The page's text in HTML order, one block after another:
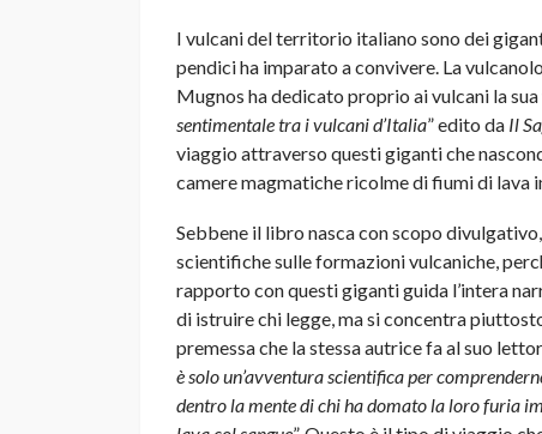
I vulcani del territorio italiano sono dei
pendici ha imparato a convivere. La
Mugnos ha dedicato proprio ai vulcani la
sentimentale tra i vulcani d’Italia” edito da Il
viaggio attraverso questi giganti che
camere magmatiche ricolme di fiumi di lava
Sebbene il libro nasca con scopo
scientifiche sulle formazioni vulcaniche,
rapporto con questi giganti guida l’intera
di istruire chi legge, ma si concentra
premessa che la stessa autrice fa al suo
è solo un’avventura scientifica per
dentro la mente di chi ha domato la loro furia